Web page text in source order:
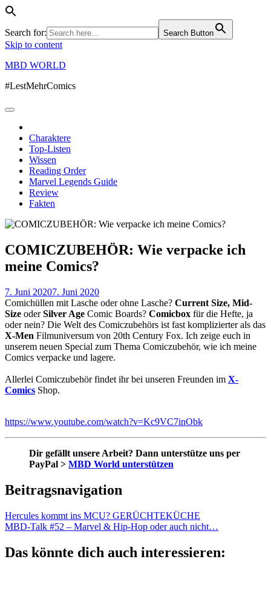
Search for: Search Button
Skip to content
MBD WORLD
#LestMehrComics
Charaktere
Top-Listen
Wissen
Reading Order
Marvel Legends Guide
Review
Fakten
COMICZUBEHÖR: Wie verpacke ich
meine Comics?
7. Juni 20207. Juni 2020
Comichüllen mit Lasche oder ohne Lasche? Current Size, Mid-
Size oderSilver Age Comic Boards? Comicbox für die Hefte, ja
oder nein? Die Welt des Comiczubehörs ist fast komplizierter als das
X-Men Filmuniversum von 20th Century Fox. Ich zeige euch in
unserem neuen Special zum Thema Comiczubehör, wie ich meine
Comics verpacke und lagere.
Allerlei Comiczubehör findet ihr bei unseren Freunden im X-
Comics Shop.
https://www.youtube.com/watch?v=Kc9VC7inObk
Dir gefällt unsere Arbeit? Dann unterstütze uns per
PayPal > MBD World unterstützen
Beitragsnavigation
Hercules kommt ins MCU? GERÜCHTEKÜCHE
MBD-Talk #52 – Marvel & Hip-Hop oder auch nicht…
Das könnte dich auch interessieren: